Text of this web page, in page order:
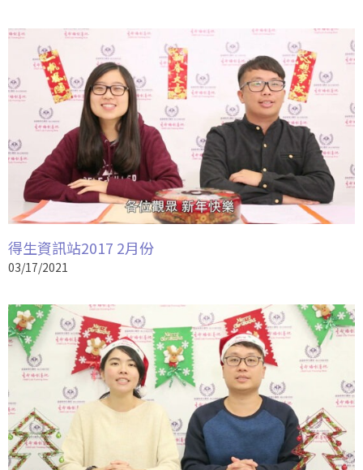
得生資訊站2017 2月份
03/17/2021